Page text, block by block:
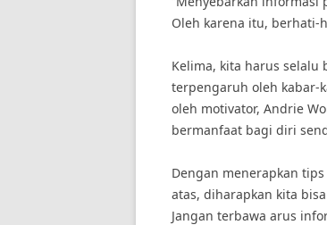
Oleh karena itu, berhati-
Kelima, kita harus selalu
terpengaruh oleh kabar-
oleh motivator, Andrie
bermanfaat bagi diri
Dengan menerapkan
atas, diharapkan kita
Jangan terbawa arus